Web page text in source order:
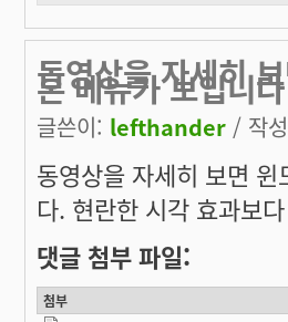
동영상을 자세히
본 메뉴가 보입니다
글쓴이: lefthander / 작
동영상을 자세히 보면
다. 현란한 시각 효과보
댓글 첨부 파일:
첨부